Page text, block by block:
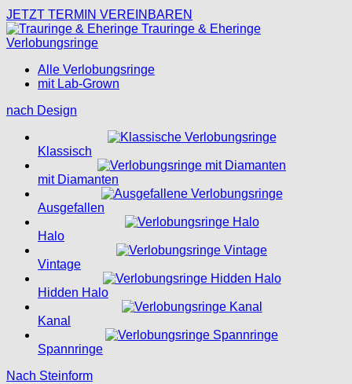
JETZT TERMIN VEREINBAREN
Trauringe & Eheringe
Verlobungsringe
Alle Verlobungsringe
mit Lab-Grown
nach Design
Klassisch
mit Diamanten
Ausgefallen
Halo
Vintage
Hidden Halo
Kanal
Spannringe
Nach Steinform